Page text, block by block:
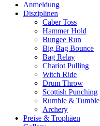
Anmeldung
Disziplinen
Caber Toss
Hammer Hold
Bungee Run
Big Bag Bounce
Bag Relay
Chariot Pulling
Witch Ride
Drum Throw
Scottish Punching
Rumble & Tumble
Archery
Preise & Trophäen